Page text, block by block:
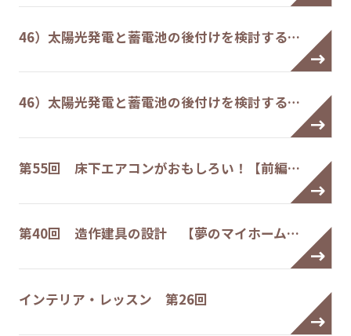
46）太陽光発電と蓄電池の後付けを検討する…
46）太陽光発電と蓄電池の後付けを検討する…
第55回 床下エアコンがおもしろい！【前編…
第40回 造作建具の設計 【夢のマイホーム…
インテリア・レッスン 第26回